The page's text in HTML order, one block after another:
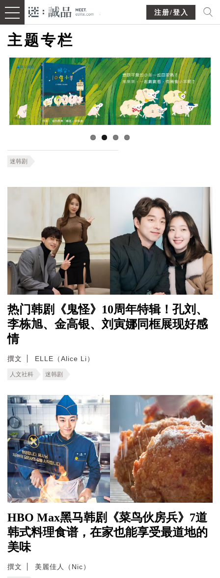
注册/登入
主题专栏
迷韩剧
热门韩剧《鬼怪》10周年特辑！孔刘、
李栋旭、金高银、刘寅娜同框展现好感
情
撰文 ELLE（Alice Li）
人文社科 迷韩剧
HBO Max黑马韩剧《菜鸟伙房兵》7道
韩式料理食谱，在家也能享受最道地的
美味
撰文 美麗佳人（Nic）